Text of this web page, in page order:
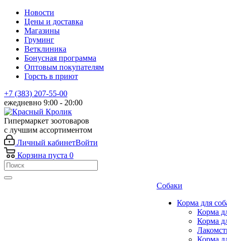
Новости
Цены и доставка
Магазины
Груминг
Ветклиника
Бонусная программа
Оптовым покупателям
Горсть в приют
+7 (383) 207-55-00
ежедневно 9:00 - 20:00
Гипермаркет зоотоваров
с лучшим ассортиментом
Личный кабинетВойти
Корзина пуста 0
Собаки
Корма для
Корма
Корма
Корма